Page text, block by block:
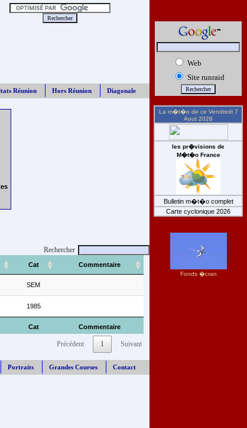
Réunion Hors Réunion Diagonale
Rechercher
Cat Commentaire
Cat Commentaire
SEM
1985
Précédent 1 Suivant
Portraits Grandes Courses Contact
Web
Site runraid
La m�t�o de ce Vendredi 7
Aout 2026
les pr�visions de
M�t�o France
Bulletin m�t�o complet
Carte cyclonique 2026
Fonds �cran